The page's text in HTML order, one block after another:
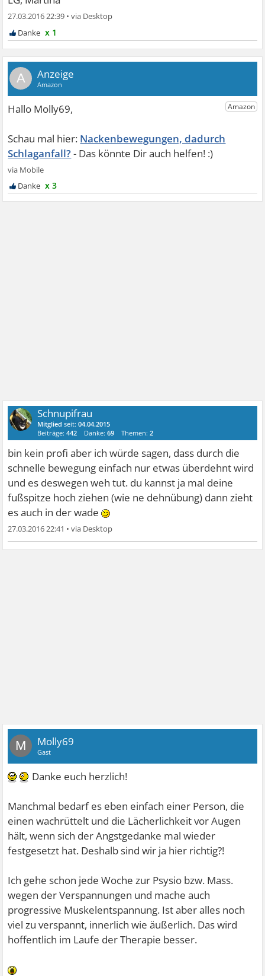
27.03.2016 22:39 •
x 1
A
Nackenbewegungen, dadurch
Schlaganfall?
x 3
Schnupifrau
Mitglied seit:04.04.2015
Beiträge:442 Danke:69 Themen:2
bin kein profi aber ich würde sagen, dass durch die
schnelle bewegung einfach nur etwas überdehnt wird
und es deswegen weh tut. du kannst ja mal deine
fußspitze hoch ziehen (wie ne dehnübung) dann zieht
es auch in der wade
27.03.2016 22:41 •
M Molly69
Gast
Danke euch herzlich!
Manchmal bedarf es eben einfach einer Person, die
einen wachrüttelt und die Lächerlichkeit vor Augen
hält, wenn sich der Angstgedanke mal wieder
festgesetzt hat. Deshalb sind wir ja hier richtig?!
Ich gehe schon jede Woche zur Psysio bzw. Mass.
wegen der Verspannungen und mache auch
progressive Muskelentspannung. Ist aber alles noch
viel zu verspannt, innerlich wie äußerlich. Das wird
hoffentlich im Laufe der Therapie besser.